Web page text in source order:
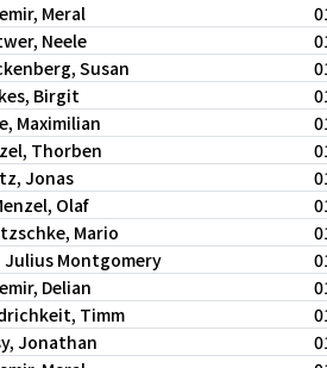
Meral
Neele
Susan
Birgit
Maximilian
Thorben
Jonas
Olaf
Mario
Julius Montgomery
Delian
Timm
Jonathan